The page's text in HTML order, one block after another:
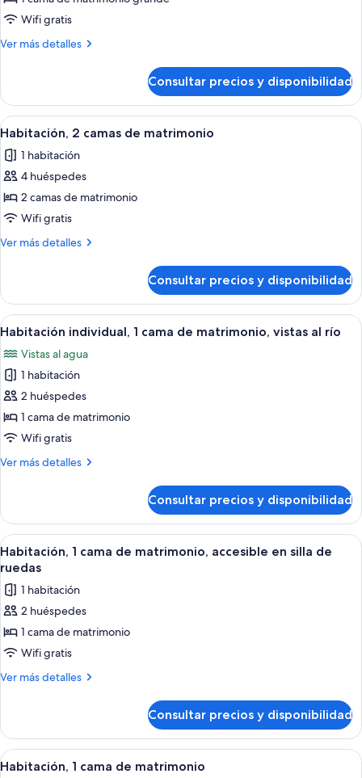
1
cama
grande,
vistas
a
la
ciudad
Wifi gratis
Ver más detalles
Más
individual,
cama
matrimonio
grande,
a
la
Consultar precios y disponibilidad
Abrir
todas
las
fotos
de
Habitación,
2
matrimonio
Una habitación de hotel con dos
1
Habitación, 2 camas de matrimonio
1 habitación
4 huéspedes
2 camas de matrimonio
Wifi gratis
Ver más detalles
Más
2
camas
de
Consultar precios y disponibilidad
Abrir
todas
las
fotos
de
Habitación
individual,
cama
vistas
al
río
Habitación de hotel con cama,
1
Habitación individual, 1 cama de matrimonio, vistas al río
Vistas al agua
1 habitación
2 huéspedes
1 cama de matrimonio
Wifi gratis
Ver más detalles
Más
individual,
cama
de
vistas
al
Consultar precios y disponibilidad
Abrir
todas
las
fotos
de
Habitación,
1
cama
accesible
en
silla
Habitación de hotel con cama,
1
Habitación, 1 cama de matrimonio, accesible en silla de
ruedas
1 habitación
2 huéspedes
1 cama de matrimonio
Wifi gratis
Ver más detalles
Más
1
cama
de
Consultar precios y disponibilidad
Abrir
Habitación de hotel ordenada con
1
Habitación, 1 cama de matrimonio